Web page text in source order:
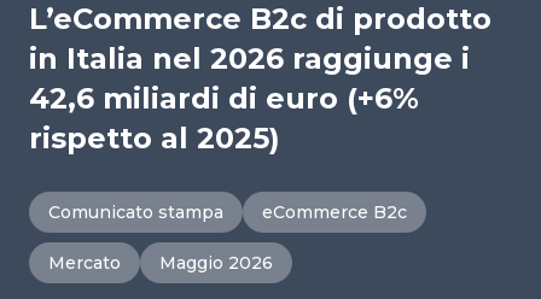
L’eCommerce B2c di prodotto
in Italia nel 2026 raggiunge i
42,6 miliardi di euro (+6%
rispetto al 2025)
Comunicato stampa eCommerce B2c
Mercato Maggio 2026